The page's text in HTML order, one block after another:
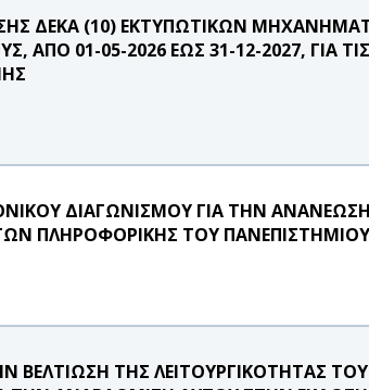
ΔΕΚΑ (10) ΕΚΤΥΠΩΤΙΚΩΝ
ΑΠΟ 01-05-2026 ΕΩΣ 31-12-2027, ΓΙΑ
ΔΙΑΓΩΝΙΣΜΟΥ ΓΙΑ THN
ΠΛΗΡΟΦΟΡΙΚΗΣ ΤΟΥ ΠΑΝΕΠΙΣΤΗΜΙΟΥ
ΒΕΛΤΙΩΣΗ ΤΗΣ ΛΕΙΤΟΥΡΓΙΚΟΤΗΤΑΣ